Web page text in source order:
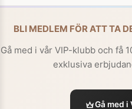
BLI MEDLEM FÖR ATT TA
Gå med i vår VIP-klubb och få
exklusiva
Gå med